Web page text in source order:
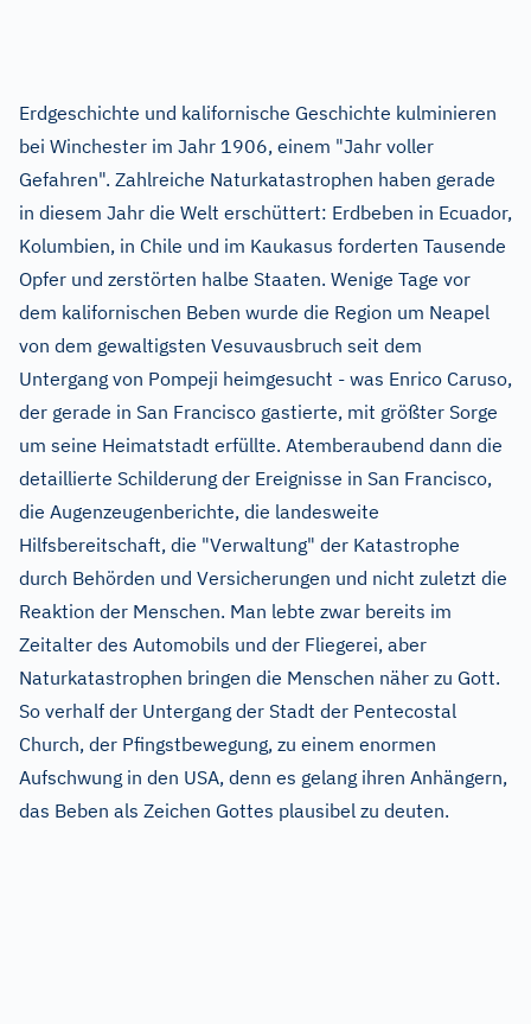
Erdgeschichte und kalifornische Geschichte kulminieren
bei Winchester im Jahr 1906, einem "Jahr voller
Gefahren". Zahlreiche Naturkatastrophen haben gerade
in diesem Jahr die Welt erschüttert: Erdbeben in Ecuador,
Kolumbien, in Chile und im Kaukasus forderten Tausende
Opfer und zerstörten halbe Staaten. Wenige Tage vor
dem kalifornischen Beben wurde die Region um Neapel
von dem gewaltigsten Vesuvausbruch seit dem
Untergang von Pompeji heimgesucht - was Enrico Caruso,
der gerade in San Francisco gastierte, mit größter Sorge
um seine Heimatstadt erfüllte. Atemberaubend dann die
detaillierte Schilderung der Ereignisse in San Francisco,
die Augenzeugenberichte, die landesweite
Hilfsbereitschaft, die "Verwaltung" der Katastrophe
durch Behörden und Versicherungen und nicht zuletzt die
Reaktion der Menschen. Man lebte zwar bereits im
Zeitalter des Automobils und der Fliegerei, aber
Naturkatastrophen bringen die Menschen näher zu Gott.
So verhalf der Untergang der Stadt der Pentecostal
Church, der Pfingstbewegung, zu einem enormen
Aufschwung in den USA, denn es gelang ihren Anhängern,
das Beben als Zeichen Gottes plausibel zu deuten.